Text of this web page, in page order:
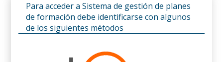
Para acceder a Sistema de gestión de planes
de formación debe identificarse con algunos
de los siguientes métodos